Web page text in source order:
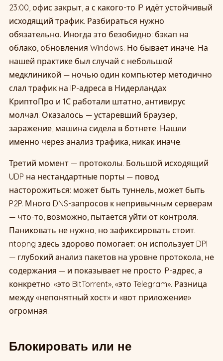
23:00, офис закрыт, а с какого-то IP идёт устойчивый
исходящий трафик. Разбираться нужно
обязательно. Иногда это безобидно: бэкап на
облако, обновления Windows. Но бывает иначе. На
нашей практике был случай с небольшой
медклиникой — ночью один компьютер методично
слал трафик на IP-адреса в Нидерландах.
КриптоПро и 1С работали штатно, антивирус
молчал. Оказалось — устаревший браузер,
заражение, машина сидела в ботнете. Нашли
именно через анализ трафика, никак иначе.
Третий момент — протоколы. Большой исходящий
UDP на нестандартные порты — повод
насторожиться: может быть туннель, может быть
P2P. Много DNS-запросов к непривычным серверам
— что-то, возможно, пытается уйти от контроля.
Паниковать не нужно, но зафиксировать стоит.
ntopng здесь здорово помогает: он использует DPI
— глубокий анализ пакетов на уровне протокола, не
содержания — и показывает не просто IP-адрес, а
конкретно: «это BitTorrent», «это Telegram». Разница
между «непонятный хост» и «вот приложение»
огромная.
Блокировать или не